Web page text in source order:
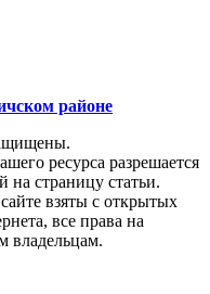
районе
ресурса разрешается
на страницу статьи.
взяты с открытых
все права на
владельцам.